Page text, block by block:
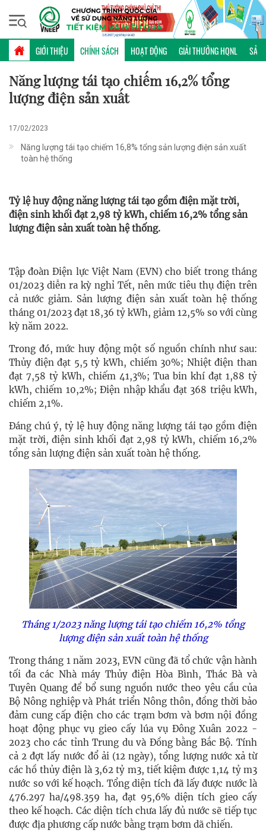
GIỚI THIỆU CHÍNH SÁCH HOẠT ĐỘNG GIẢI THƯỞNG HQNL SẢN
Thứ sáu, 07/08/2026 | 11:06 GMT+7
CHÍNH SÁCH
Năng lượng tái tạo chiếm 16,2% tổng
lượng điện sản xuất
17/02/2023
Năng lượng tái tạo chiếm 16,8% tổng sản lượng điện sản xuất
toàn hệ thống
Tỷ lệ huy động năng lượng tái tạo gồm điện mặt trời,
điện sinh khối đạt 2,98 tỷ kWh, chiếm 16,2% tổng sản
lượng điện sản xuất toàn hệ thống.
Tập đoàn Điện lực Việt Nam (EVN) cho biết trong tháng
01/2023 diễn ra kỳ nghỉ Tết, nên mức tiêu thụ điện trên
cả nước giảm. Sản lượng điện sản xuất toàn hệ thống
tháng 01/2023 đạt 18,36 tỷ kWh, giảm 12,5% so với cùng
kỳ năm 2022.
Trong đó, mức huy động một số nguồn chính như sau:
Thủy điện đạt 5,5 tỷ kWh, chiếm 30%; Nhiệt điện than
đạt 7,58 tỷ kWh, chiếm 41,3%; Tua bin khí đạt 1,88 tỷ
kWh, chiếm 10,2%;Điện nhập khẩu đạt 368 triệu kWh,
chiếm 2,1%.
Đáng chú ý, tỷ lệ huy động năng lượng tái tạo gồm điện
mặt trời, điện sinh khối đạt 2,98 tỷ kWh, chiếm 16,2%
tổng sản lượng điện sản xuất toàn hệ thống.
Tháng 1/2023 năng lượng tái tạo chiếm 16,2% tổng
lượng điện sản xuất toàn hệ thống
Trong tháng 1 năm 2023, EVN cũng đã tổ chức vận hành
tối đa các Nhà máy Thủy điện Hòa Bình, Thác Bà và
Tuyên Quang để bổ sung nguồn nước theo yêu cầu của
Bộ Nông nghiệp và Phát triển Nông thôn, đồng thời bảo
đảm cung cấp điện cho các trạm bơm và bơm nội đồng
hoạt động phục vụ gieo cấy lúa vụ Đông Xuân 2022 -
2023 cho các tỉnh Trung du và Đồng bằng Bắc Bộ. Tính
cả 2 đợt lấy nước đổ ải (12 ngày), tổng lượng nước xả từ
các hồ thủy điện là 3,62 tỷ m3, tiết kiệm được 1,14 tỷ m3
nước so với kế hoạch. Tổng diện tích đã lấy được nước là
476.297 ha/498.359 ha, đạt 95,6% diện tích gieo cấy
theo kế hoạch. Các diện tích chưa lấy đủ nước sẽ tiếp tục
được địa phương cấp nước bằng trạm bơm dã chiến.